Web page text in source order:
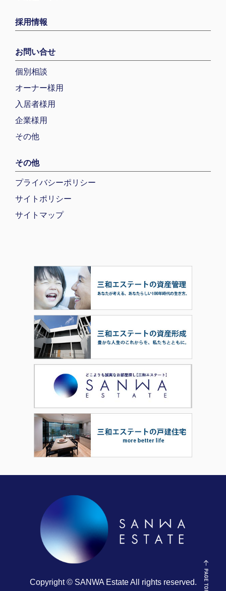
採用情報
お問い合せ
個別相談
オーナー様用
入居者様用
企業様用
その他
その他
プライバシーポリシー
サイトポリシー
サイトマップ
Copyright © SANWA Estate All rights reserved.